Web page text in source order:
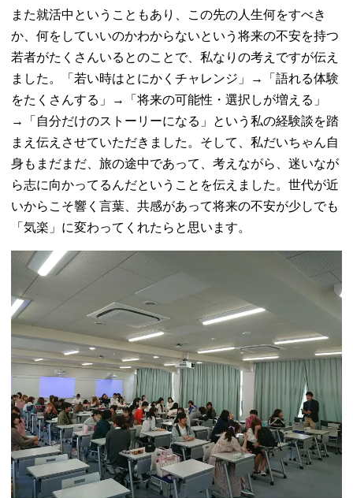
また就活中ということもあり、この先の人生何をすべき
か、何をしていいのかわからないという将来の不安を持つ
若者がたくさんいるとのことで、私なりの考えですが伝え
ました。「若い時はとにかくチャレンジ」→「語れる体験
をたくさんする」→「将来の可能性・選択しが増える」
→「自分だけのストーリーになる」という私の経験談を踏
まえ伝えさせていただきました。そして、私だいちゃん自
身もまだまだ、旅の途中であって、考えながら、迷いなが
ら志に向かってるんだということを伝えました。世代が近
いからこそ響く言葉、共感があって将来の不安が少しでも
「気楽」に変わってくれたらと思います。